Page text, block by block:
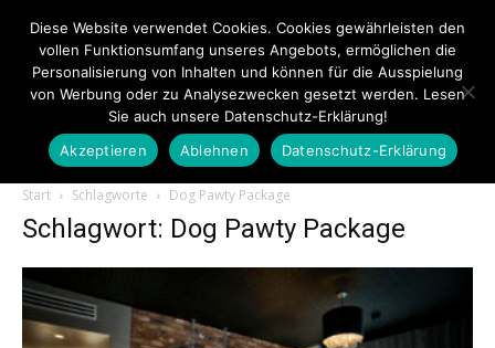
Touristiknews.de
Start Schlagworte Dog Pawty Package
Schlagwort: Dog Pawty Package
Diese Website verwendet Cookies. Cookies gewährleisten den
vollen Funktionsumfang unseres Angebots, ermöglichen die
Personalisierung von Inhalten und können für die Ausspielung
von Werbung oder zu Analysezwecken gesetzt werden. Lesen
Sie auch unsere Datenschutz-Erklärung!
Akzeptieren
Ablehnen Datenschutz-Erklärung